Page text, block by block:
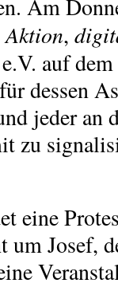
Am
,
auf
dessen
jeder an
zu
eine
um Josef,